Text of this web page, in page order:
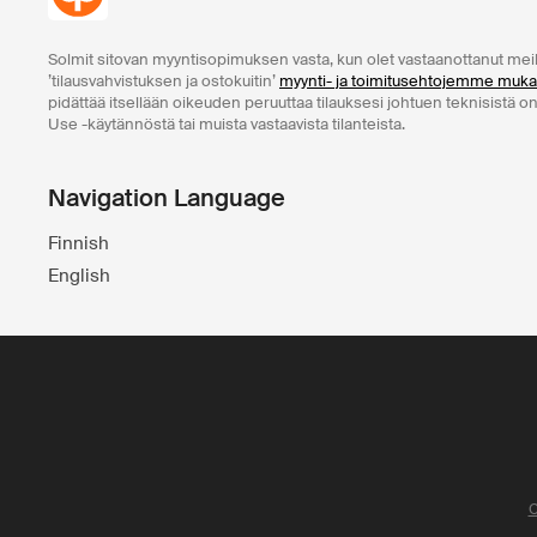
Solmit sitovan myyntisopimuksen vasta, kun olet vastaanottanut
’tilausvahvistuksen ja ostokuitin’ myynti- ja toimitusehtojemme
pidättää itsellään oikeuden peruuttaa tilauksesi johtuen teknisistä
Use -käytännöstä tai muista vastaavista tilanteista.
Navigation Language
Finnish
English